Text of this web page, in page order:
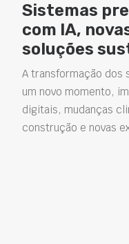
Sistemas
com IA,
soluções
A transformação dos
um novo momento,
digitais, mudanças
construção e novas